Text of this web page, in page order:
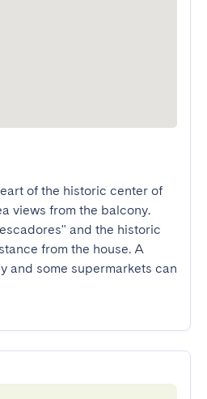
of the historic center of
views from the balcony.
and the historic
from the house. A
and some supermarkets can